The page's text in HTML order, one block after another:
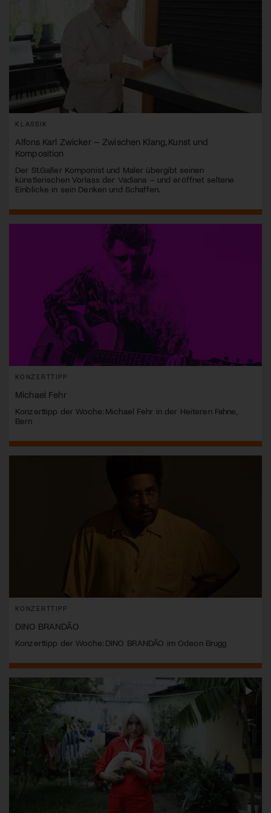
KLASSIK
Alfons Karl Zwicker – Zwischen Klang, Kunst und
Komposition
Der St.Galler Komponist und Maler übergibt seinen
künstlerischen Vorlass der Vadiana – und eröffnet seltene
Einblicke in sein Denken und Schaffen.
KONZERTTIPP
Michael Fehr
Konzerttipp der Woche: Michael Fehr in der Heiteren Fahne,
Bern
KONZERTTIPP
DINO BRANDÃO
Konzerttipp der Woche: DINO BRANDÃO im Odeon Brugg